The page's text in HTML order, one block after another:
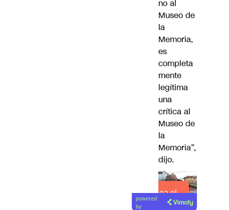
no al
Museo de
la
Memoria,
es
completa
mente
legítima
una
crítica al
Museo de
la
Memoria”,
dijo.
Lea el
artículo
powered
by